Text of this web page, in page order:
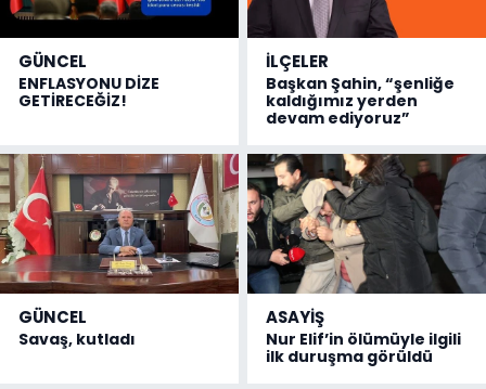
GÜNCEL
ENFLASYONU DİZE
GETİRECEĞİZ!
İLÇELER
Başkan Şahin, “şenliğe
kaldığımız yerden
devam ediyoruz”
GÜNCEL
Savaş, kutladı
ASAYİŞ
Nur Elif’in ölümüyle ilgili
ilk duruşma görüldü